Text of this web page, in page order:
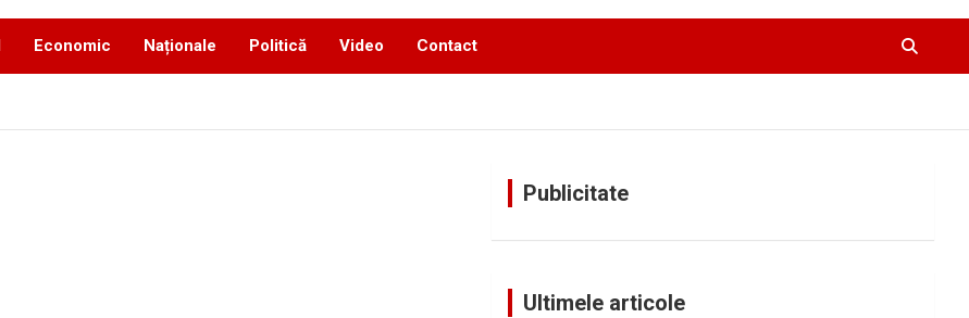
Economic Naționale Politică Video Contact
Publicitate
Ultimele articole